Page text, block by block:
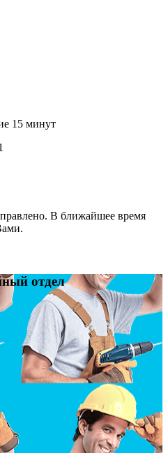
15 минут
В ближайшее время
отдел